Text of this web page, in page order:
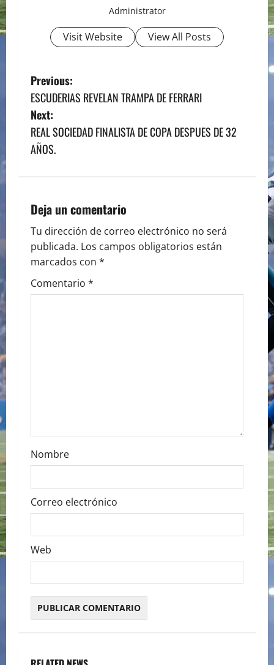
Administrator
Visit Website View All Posts
P
o
s
t
a
v
i
g
Previous:
ESCUDERIAS REVELAN TRAMPA DE FERRARI
Next:
REAL SOCIEDAD FINALISTA DE COPA DESPUES DE 32
AÑOS.
Deja un comentario
Tu dirección de correo electrónico no será
publicada. Los campos obligatorios están
marcados con *
Comentario *
Nombre
Correo electrónico
Web